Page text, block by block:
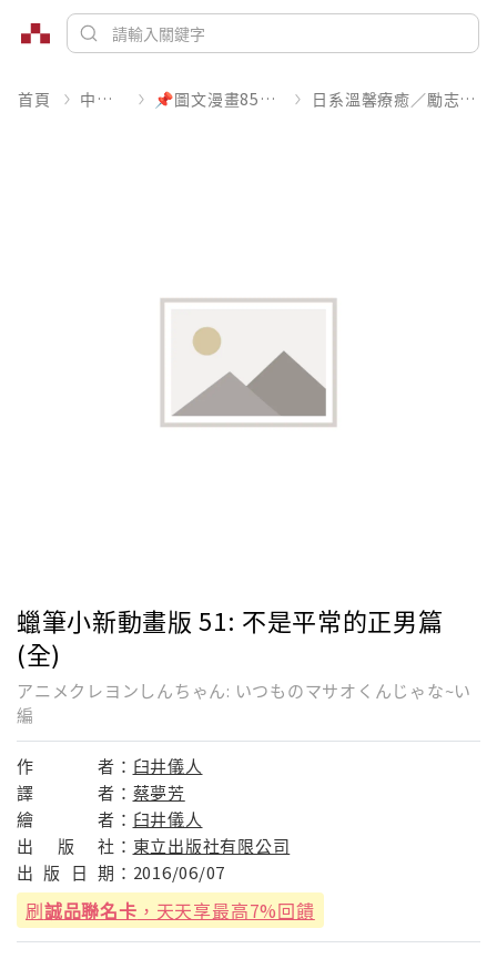
首頁 中文書 📌圖文漫畫85折起 日系溫馨療癒／勵志搞笑
蠟筆小新動畫版 51: 不是平常的正男篇
(全)
アニメクレヨンしんちゃん: いつものマサオくんじゃな~い
編
作 者： 臼井儀人
譯
者： 蔡夢芳
繪
者： 臼井儀人
出
版 社： 東立出版社有限公司
出 版 日 期： 2016/06/07
刷誠品聯名卡 ，天天享最高7%回饋